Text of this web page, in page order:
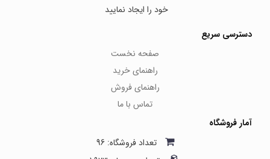
خود را ایجاد نمایید
دسترسی سریع
صفحه نخست
راهنمای خرید
راهنمای فروش
تماس با ما
آمار فروشگاه
تعداد فروشگاه: 96